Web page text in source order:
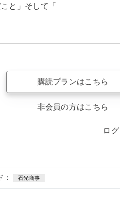
と」そして「
購読プランはこちら
非会員の方はこちら
ロ
： 石光商事